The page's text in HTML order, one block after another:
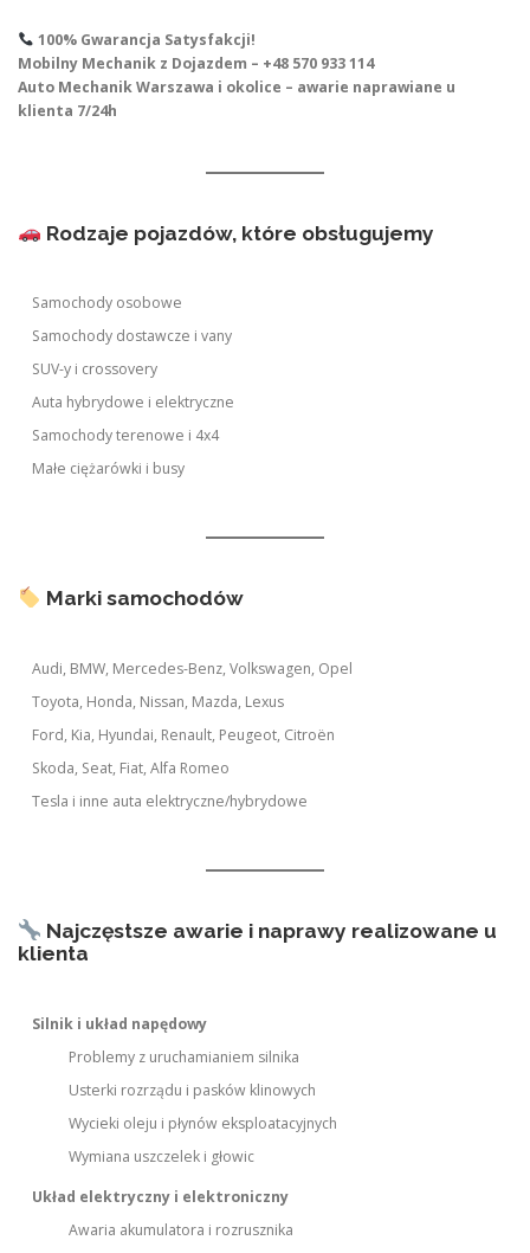
100% Gwarancja Satysfakcji!
Mobilny Mechanik z Dojazdem – +48 570 933 114
Auto Mechanik Warszawa i okolice – awarie naprawiane u
klienta 7/24h
Rodzaje pojazdów, które obsługujemy
Samochody osobowe
Samochody dostawcze i vany
SUV-y i crossovery
Auta hybrydowe i elektryczne
Samochody terenowe i 4x4
Małe ciężarówki i busy
Marki samochodów
Audi, BMW, Mercedes-Benz, Volkswagen, Opel
Toyota, Honda, Nissan, Mazda, Lexus
Ford, Kia, Hyundai, Renault, Peugeot, Citroën
Skoda, Seat, Fiat, Alfa Romeo
Tesla i inne auta elektryczne/hybrydowe
Najczęstsze awarie i naprawy realizowane u
klienta
Silnik i układ napędowy
Problemy z uruchamianiem silnika
Usterki rozrządu i pasków klinowych
Wycieki oleju i płynów eksploatacyjnych
Wymiana uszczelek i głowic
Układ elektryczny i elektroniczny
Awaria akumulatora i rozrusznika